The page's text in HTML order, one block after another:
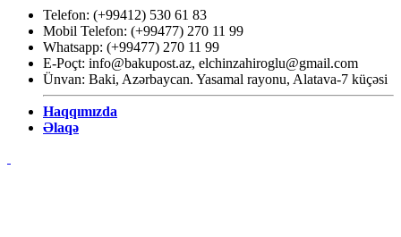
Telefon: (+99412) 530 61 83
Mobil Telefon: (+99477) 270 11 99
Whatsapp: (+99477) 270 11 99
E-Poçt: info@bakupost.az, elchinzahiroglu@gmail.com
Ünvan: Baki, Azərbaycan. Yasamal rayonu, Alatava-7 küçəsi
Haqqımızda
Əlaqə